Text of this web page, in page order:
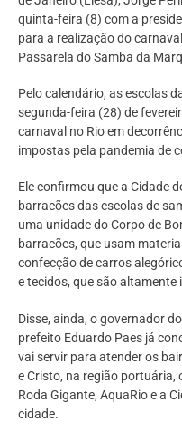
quinta-feira (8) com a
para a realização do
Passarela do Samba da
Pelo calendário, as escolas
segunda-feira (28) de
carnaval no Rio em
impostas pela pandemia de
Ele confirmou que a Cidade
barracões das escolas de
uma unidade do Corpo de
barracões, que usam
confecção de carros
e tecidos, que são altamente
Disse, ainda, o governador
prefeito Eduardo Paes já
vai servir para atender os
e Cristo, na região portuária,
Roda Gigante, AquaRio e a
cidade.